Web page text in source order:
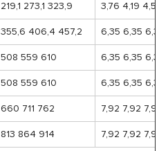
219,1 273,1 323,9 3,76 4,19 4,57
355,6 406,4 457,2 6,35 6,35 6,35
508 559 610 6,35 6,35 6,35
508 559 610 6,35 6,35 6,35
660 711 762 7,92 7,92 7,92
813 864 914 7,92 7,92 7,92